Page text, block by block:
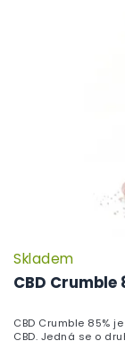
CBD Crumble
Skladem
CBD Crumble 85%
CBD. Jedná se o